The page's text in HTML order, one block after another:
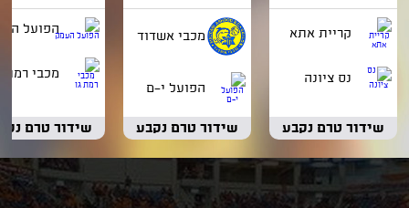
קריית אתא
נס ציונה
שידור טרם נקבע
מכבי אשדוד
הפועל י-ם
שידור טרם נקבע
הפועל
מכבי רמת
שידור טרם